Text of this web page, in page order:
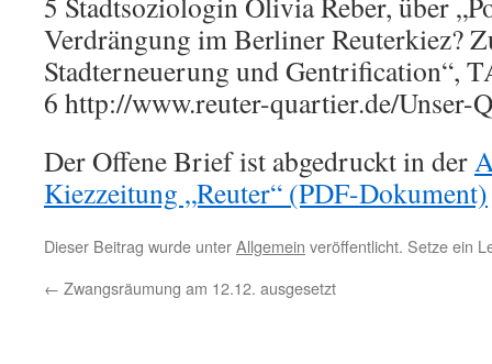
Verdrängung im Berliner Reuterkiez?
Stadterneuerung und Gentrification“,
6 http://www.reuter-quartier.de/Unser-
Der Offene Brief ist abgedruckt in der
Kiezzeitung „Reuter“ (PDF-Dokument)
Dieser Beitrag wurde unterAllgemein veröffentlicht. Setze ein
← Zwangsräumung am 12.12. ausgesetzt